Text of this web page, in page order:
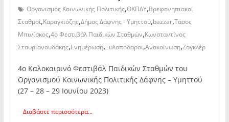
Οργανισμός Κοινωνικής Πολιτικής,ΟΚΠΔΥ,Βρεφονηπιακοί
Σταθμοί,Καραγκιόζης,Δήμος Δάφνης - Υμηττού,bazzar,Τάσος
Μπινίσκος,4ο Φεστιβάλ Παιδικών Σταθμών,Κωνσταντίνος
Σταυριανουδάκης,Ενημέρωση,Ξυλοπόδαροι,Ανακοίνωση,Ζογκλέρ
4ο Καλοκαιρινό Φεστιβάλ Παιδικών Σταθμών του
Οργανισμού Κοινωνικής Πολιτικής Δάφνης – Υμηττού
(27 – 28 – 29 Ιουνίου 2023)
Διαβάστε περισσότερα...